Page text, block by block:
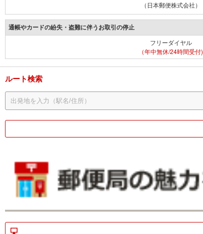
（日本郵便株式会社）
通帳やカードの紛失・盗難に伴うお取引の停止
フリーダイヤル
（年中無休/24時間受付)
ルート検索